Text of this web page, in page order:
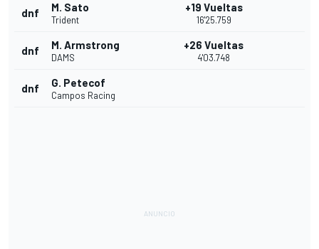
dnf M. Sato
Trident
+19 Vueltas
16'25.759
dnf M. Armstrong
DAMS
+26 Vueltas
4'03.748
dnf G. Petecof
Campos Racing